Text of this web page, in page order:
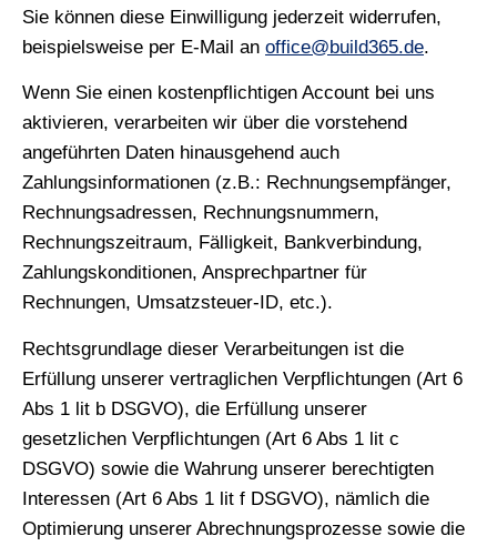
Sie können diese Einwilligung jederzeit widerrufen,
beispielsweise per E-Mail an office@build365.de.
Wenn Sie einen kostenpflichtigen Account bei uns
aktivieren, verarbeiten wir über die vorstehend
angeführten Daten hinausgehend auch
Zahlungsinformationen (z.B.: Rechnungsempfänger,
Rechnungsadressen, Rechnungsnummern,
Rechnungszeitraum, Fälligkeit, Bankverbindung,
Zahlungskonditionen, Ansprechpartner für
Rechnungen, Umsatzsteuer-ID, etc.).
Rechtsgrundlage dieser Verarbeitungen ist die
Erfüllung unserer vertraglichen Verpflichtungen (Art 6
Abs 1 lit b DSGVO), die Erfüllung unserer
gesetzlichen Verpflichtungen (Art 6 Abs 1 lit c
DSGVO) sowie die Wahrung unserer berechtigten
Interessen (Art 6 Abs 1 lit f DSGVO), nämlich die
Optimierung unserer Abrechnungsprozesse sowie die